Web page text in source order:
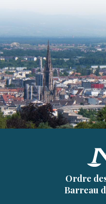
Ordre
Barreau